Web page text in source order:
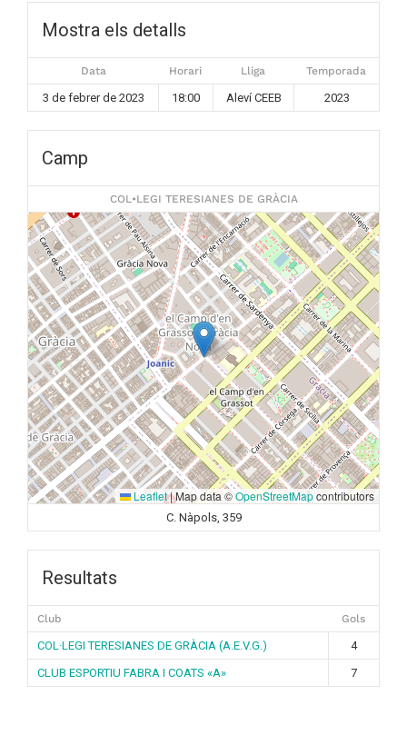
Mostra els detalls
Data Horari Lliga Temporada
3 de febrer de 2023 18:00 Aleví CEEB 2023
Camp
COL•LEGI TERESIANES DE GRÀCIA
Leaflet|Map data ©OpenStreetMapcontributors
C. Nàpols, 359
Resultats
Club Gols
COL·LEGI TERESIANES DE GRÀCIA (A.E.V.G.)
4
CLUB ESPORTIU FABRA I COATS «A»
7